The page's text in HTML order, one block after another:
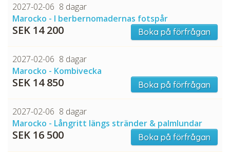
2027-02-06 8 dagar
Marocko - I berbernomadernas fotspår
SEK 14 200 Boka på förfrågan
2027-02-06 8 dagar
Marocko - Kombivecka
SEK 14 850 Boka på förfrågan
2027-02-06 8 dagar
Marocko - Långritt längs stränder & palmlundar
SEK 16 500 Boka på förfrågan